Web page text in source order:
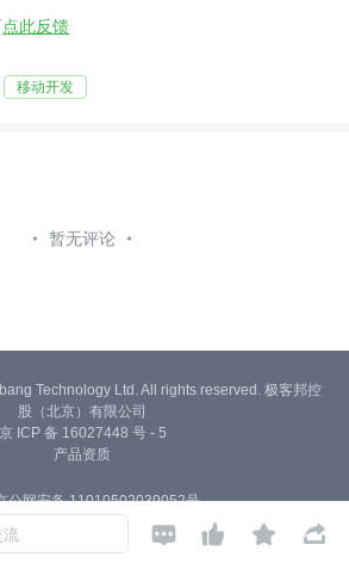
点此反馈
移动开发
暂无评论
流    
Technology Ltd. All rights reserved. 极客邦控
股（北京）有限公司
京 ICP 备 16027448 号 - 5
产品资质
公网安备 11010502039052号